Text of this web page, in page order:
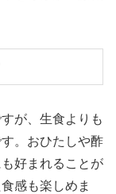
が、生食よりも
。おひたしや酢
好まれることが
感も楽しめま